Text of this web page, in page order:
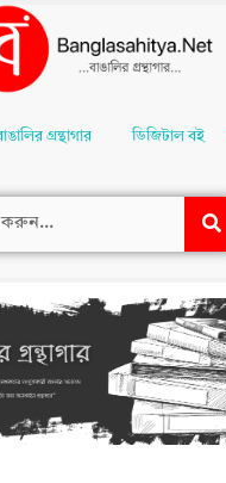
গ্রন্থাগার ডিজিটাল বই